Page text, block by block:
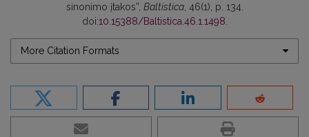
sinonimo įtakos”, Baltistica, 46(1), p. 134.
doi:10.15388/Baltistica.46.1.1498
More Citation Formats